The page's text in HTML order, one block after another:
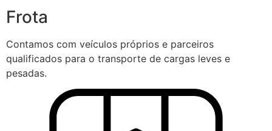
Frota
Contamos com veículos próprios e parceiros
qualificados para o transporte de cargas leves e
pesadas.